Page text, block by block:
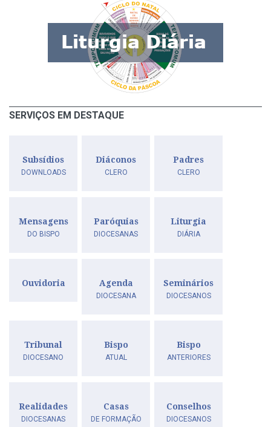
SERVIÇOS EM DESTAQUE
Subsídios
DOWNLOADS
Diáconos
CLERO
Padres
CLERO
Mensagens
DO BISPO
Paróquias
DIOCESANAS
Liturgia
DIÁRIA
Ouvidoria Agenda
DIOCESANA
Seminários
DIOCESANOS
Tribunal
DIOCESANO
Bispo
ATUAL
Bispo
ANTERIORES
Realidades
DIOCESANAS
Casas
DE FORMAÇÃO
Conselhos
DIOCESANOS